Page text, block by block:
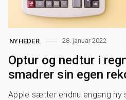
NYHEDER 28. januar 2022
Optur og nedtur i
smadrer sin egen
Apple sætter endnu engang ny